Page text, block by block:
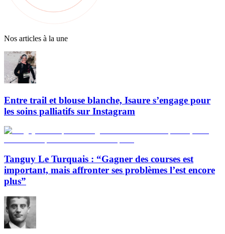
Nos articles à la une
Entre trail et blouse blanche, Isaure s’engage pour
les soins palliatifs sur Instagram
Tanguy Le Turquais : “Gagner des courses est
important, mais affronter ses problèmes l’est encore
plus”